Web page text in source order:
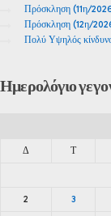
Πρόσκληση (11η/
Πρόσκληση (12η/
Πολύ Υψηλός
Ημερολόγιο
Δ Τ
2 3